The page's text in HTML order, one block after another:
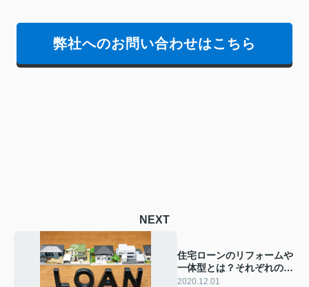
弊社へのお問い合わせはこちら
NEXT
住宅ローンのリフォームや
一体型とは？それぞれの違
いや利用方法を解説
2020.12.01